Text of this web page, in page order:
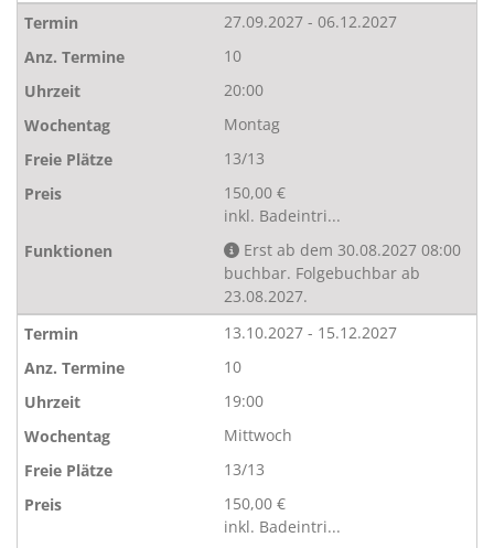
27.09.2027 - 06.12.2027
10
20:00
Montag
13/13
150,00 €
inkl. Badeintri...
Erst ab dem 30.08.2027 08:00
buchbar. Folgebuchbar ab
23.08.2027.
13.10.2027 - 15.12.2027
10
19:00
Mittwoch
13/13
150,00 €
inkl. Badeintri...